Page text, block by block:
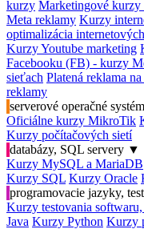
kurzy Marketingové kurzy
Meta reklamy Kurzy
optimalizácia
Kurzy Youtube marketing
Facebooku (FB) - kurzy
sieťach Platená reklama
reklamy
serverové operačné
Oficiálne kurzy MikroTik
Kurzy počítačových sietí
databázy, SQL servery ▼
Kurzy MySQL a MariaDB
Kurzy SQL Kurzy Oracle
programovacie jazyky,
Kurzy testovania
Java Kurzy Python Kurzy